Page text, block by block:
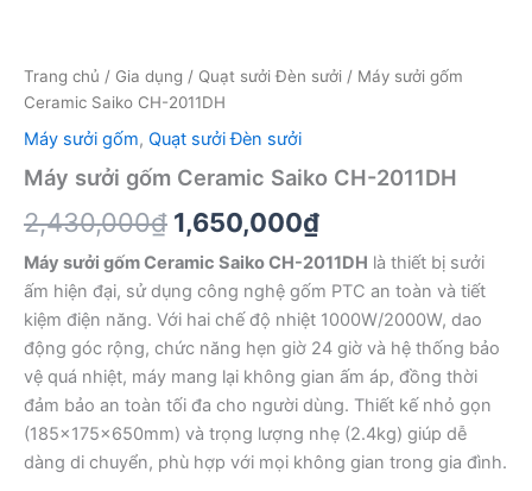
Trang chủ / Gia dụng / Quạt sưởi Đèn sưởi / Máy sưởi gốm
Ceramic Saiko CH-2011DH
Máy sưởi gốm, Quạt sưởi Đèn sưởi
Máy sưởi gốm Ceramic Saiko CH-2011DH
2,430,000₫ Giá
gốc
là:
2,430,000₫.
1,650,000₫Giá
hiện
tại
là:
1,650,000₫.
Máy sưởi gốm Ceramic Saiko CH-2011DH là thiết bị sưởi
ấm hiện đại, sử dụng công nghệ gốm PTC an toàn và tiết
kiệm điện năng. Với hai chế độ nhiệt 1000W/2000W, dao
động góc rộng, chức năng hẹn giờ 24 giờ và hệ thống bảo
vệ quá nhiệt, máy mang lại không gian ấm áp, đồng thời
đảm bảo an toàn tối đa cho người dùng. Thiết kế nhỏ gọn
(185x175x650mm) và trọng lượng nhẹ (2.4kg) giúp dễ
dàng di chuyển, phù hợp với mọi không gian trong gia đình.